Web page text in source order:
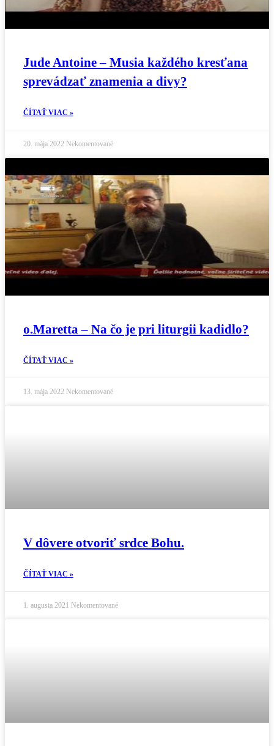
Jude Antoine – Musia každého kresťana
sprevádzať znamenia a divy?
ČÍTAŤ VIAC »
20. mája 2022 Nekomentované
o.Maretta – Na čo je pri liturgii kadidlo?
ČÍTAŤ VIAC »
13. mája 2022 Nekomentované
V dôvere otvoriť srdce Bohu.
ČÍTAŤ VIAC »
1. augusta 2021 Nekomentované